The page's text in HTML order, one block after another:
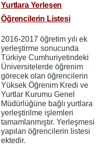
Yurtlara Yerleşen
Öğrencilerin Listesi
2016-2017 öğretim yılı ek
yerleştirme sonucunda
Türkiye Cumhuriyetindeki
Üniversitelerde öğrenim
görecek olan öğrencilerin
Yüksek Öğrenim Kredi ve
Yurtlar Kurumu Genel
Müdürlüğüne bağlı yurtlara
yerleştirilme işlemleri
tamamlanmıştır. Yerleşmesi
yapılan öğrencilerin listesi
ektedir.